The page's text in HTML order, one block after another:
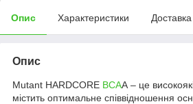
Опис Характеристики Доставка
Опис
Mutant HARDCORE BCAA – це
містить оптимальне співвідношення